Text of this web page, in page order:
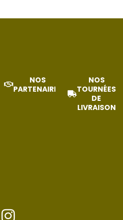
NOS
PARTENAIRES
NOS
TOURNÉES
DE
LIVRAISON